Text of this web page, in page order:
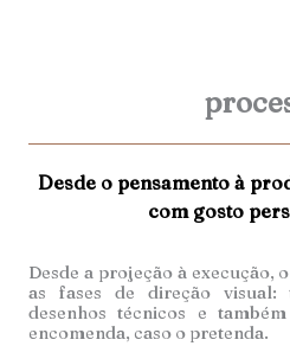
Desde o pensamento à
com gosto
Desde a projeção à execução,
as fases de direção visual:
desenhos técnicos e
encomenda, caso o pretenda.